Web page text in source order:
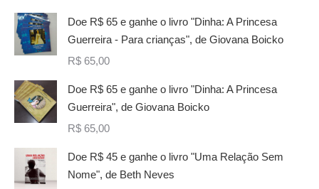
Doe R$ 65 e ganhe o livro "Dinha: A Princesa
Guerreira - Para crianças", de Giovana Boicko
R$ 65,00
Doe R$ 65 e ganhe o livro "Dinha: A Princesa
Guerreira", de Giovana Boicko
R$ 65,00
Doe R$ 45 e ganhe o livro "Uma Relação Sem
Nome", de Beth Neves